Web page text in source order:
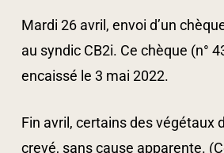
Mardi 26 avril, envoi d’un
au syndic CB2i. Ce chèque (n°
encaissé le 3 mai 2022.
Fin avril, certains des végétaux
crevé, sans cause apparente.